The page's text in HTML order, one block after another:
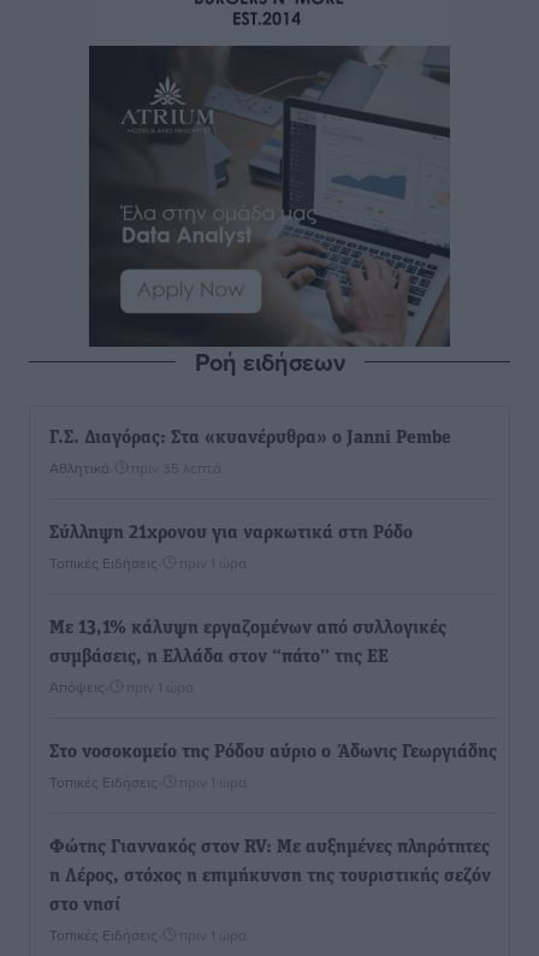
Ροή ειδήσεων
Γ.Σ. Διαγόρας: Στα «κυανέρυθρα» ο Janni Pembe
Αθλητικά πριν 35 λεπτά
Σύλληψη 21χρονου για ναρκωτικά στη Ρόδο
Τοπικές Ειδήσεις πριν 1 ώρα
Με 13,1% κάλυψη εργαζομένων από συλλογικές
συμβάσεις, η Ελλάδα στον “πάτο” της ΕΕ
Απόψεις πριν 1 ώρα
Στο νοσοκομείο της Ρόδου αύριο ο Άδωνις Γεωργιάδης
Τοπικές Ειδήσεις πριν 1 ώρα
Φώτης Γιαννακός στον RV: Με αυξημένες πληρότητες
η Λέρος, στόχος η επιμήκυνση της τουριστικής σεζόν
στο νησί
Τοπικές Ειδήσεις πριν 1 ώρα